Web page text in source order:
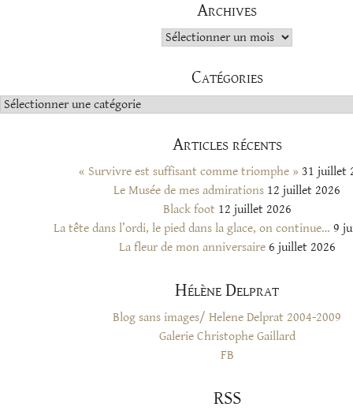
Archives
Archives
Catégories
Catégories
Articles récents
« Survivre est suffisant comme triomphe » 31 juillet
Le Musée de mes admirations 12 juillet 2026
Black foot 12 juillet 2026
La tête dans l’ordi, le pied dans la glace, on continue… 9
La fleur de mon anniversaire 6 juillet 2026
Hélène Delprat
Blog sans images/ Helene Delprat 2004-2009
Galerie Christophe Gaillard
FB
RSS